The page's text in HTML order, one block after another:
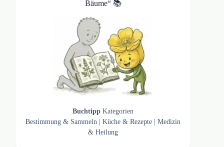
Bäume“ 📚
BuchtippKategorien
Bestimmung & Sammeln |Küche & Rezepte |Medizin
& Heilung